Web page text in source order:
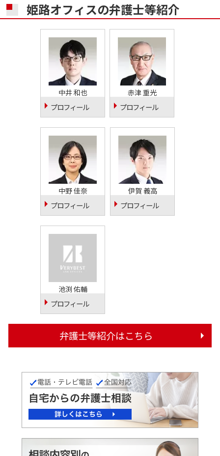
姫路オフィスの弁護士等紹介
中井 和也
プロフィール
赤津 重光
プロフィール
中野 佳奈
プロフィール
伊賀 義高
プロフィール
池渕 佑輔
プロフィール
弁護士等紹介はこちら